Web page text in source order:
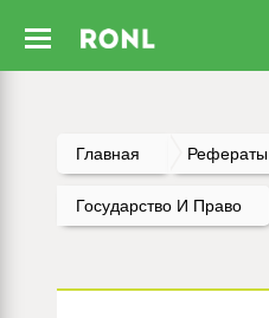
Главная Рефераты
Государство И Право